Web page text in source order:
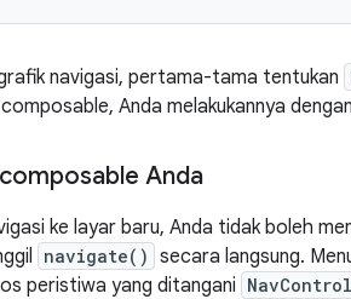
navigasi, pertama-tama tentukan
Anda melakukannya
Anda
ke layar baru, Anda tidak boleh
navigate() secara langsung.
peristiwa yang ditangani